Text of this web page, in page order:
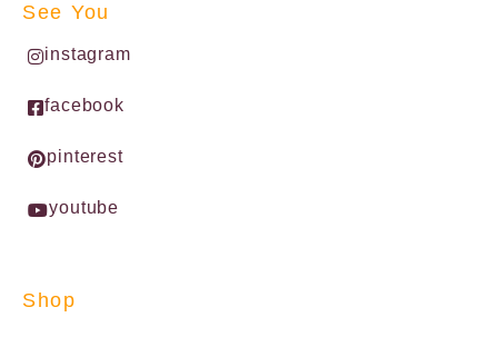
See You
instagram
facebook
pinterest
youtube
Shop